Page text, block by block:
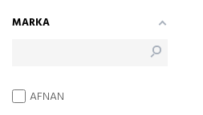
MARKA
AFNAN